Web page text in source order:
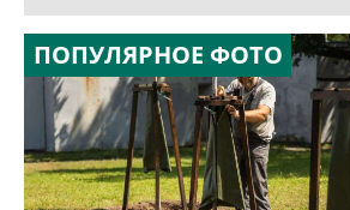
ПОПУЛЯРНОЕ ФОТО